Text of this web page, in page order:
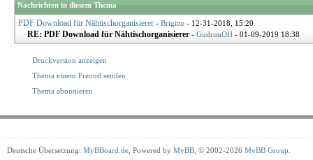
Nachrichten in diesem Thema
PDF Download für Nähtischorganisierer - Brigitte - 12-31-2018, 15:20
RE: PDF Download für Nähtischorganisierer - GudrunOH - 01-09-2019 18:38
Druckversion anzeigen
Thema einem Freund senden
Thema abonnieren
Deutsche Übersetzung: MyBBoard.de , Powered by MyBB , © 2002-2026 MyBB Group